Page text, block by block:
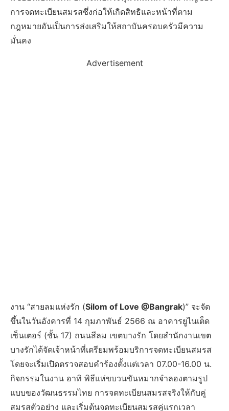
การจดทะเบียนสมรสซึ่งก่อให้เกิดสิทธิและหน้าที่ตาม
กฎหมายอันเป็นการส่งเสริมให้สถาบันครอบครัวมีความ
มั่นคง
Advertisement
งาน “สายลมแห่งรัก (Silom of Love @Bangrak)” จะจัด
ขึ้นในวันอังคารที่ 14 กุมภาพันธ์ 2566 ณ อาคารยูไนเต็ด
เซ็นเตอร์ (ชั้น 17) ถนนสีลม เขตบางรัก โดยสำนักงานเขต
บางรักได้จัดเจ้าหน้าที่เตรียมพร้อมบริการจดทะเบียนสมรส
โดยจะเริ่มเปิดตรวจสอบคำร้องตั้งแต่เวลา 07.00-16.00 น.
กิจกรรมในงาน อาทิ พิธีแห่ขบวนขันหมากจำลองตามรูป
แบบของวัฒนธรรมไทย การจดทะเบียนสมรสจริงให้กับคู่
สมรสตัวอย่าง และเริ่มต้นจดทะเบียนสมรสคู่แรกเวลา